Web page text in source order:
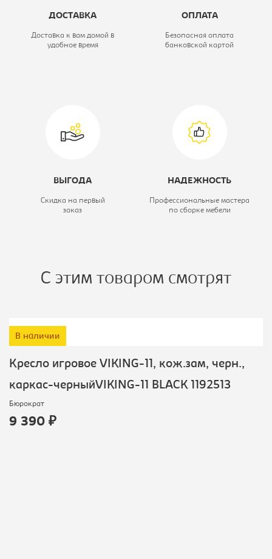
ДОСТАВКА
Доставка к вам домой в
удобное время
ОПЛАТА
Безопасная оплата
банковской картой
ВЫГОДА
Скидка на первый
заказ
НАДЕЖНОСТЬ
Профессиональные мастера
по сборке мебели
С этим товаром смотрят
В наличии
Кресло игровое VIKING-11, кож.зам, черн.,
каркас-черныйVIKING-11 BLACK 1192513
Бюрократ
9 390 ₽